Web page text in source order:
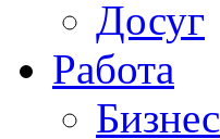
Досуг
Работа
Бизнес